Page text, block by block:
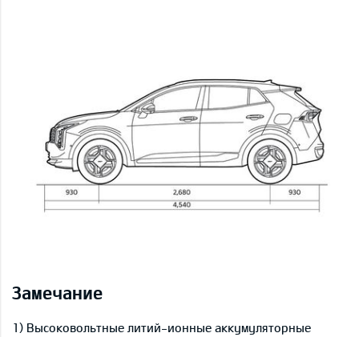
Замечание
1) Высоковольтные литий-ионные аккумуляторные